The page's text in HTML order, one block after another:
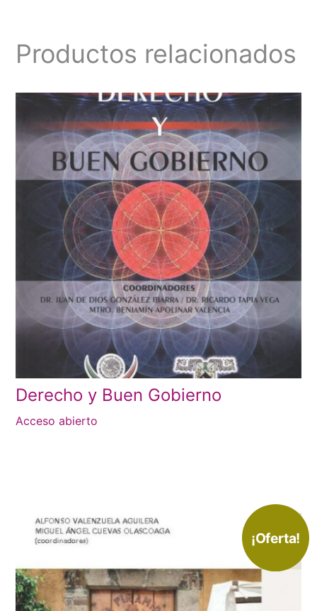
Productos relacionados
Derecho y Buen Gobierno
Acceso abierto
¡Oferta!